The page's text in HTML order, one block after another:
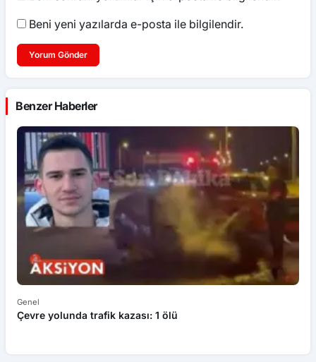
Beni yeni yazılarda e-posta ile bilgilendir.
Yorum Gönder
Benzer Haberler
Genel
Çevre yolunda trafik kazası: 1 ölü